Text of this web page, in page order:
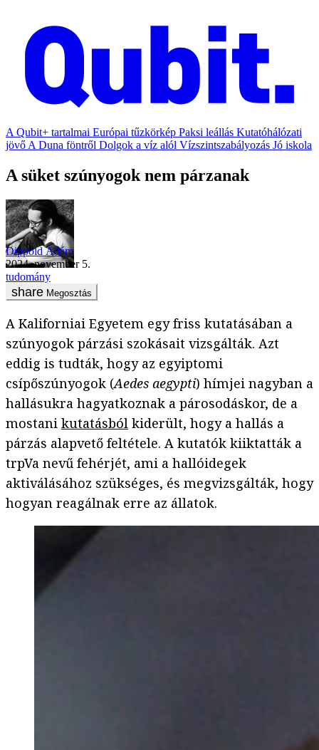
A Qubit+ tartalmai Európai tűzkörkép Paksi leállás Kutatóhálózati
jövő A Duna föntről Dolgok a víz alól Vízszintszabályozás Jó iskola
A süket szúnyogok nem párzanak
Dippold Ádám
2024. november 5.
tudomány
Megosztás
A Kaliforniai Egyetem egy friss kutatásában a
szúnyogok párzási szokásait vizsgálták. Azt
eddig is tudták, hogy az egyiptomi
csípőszúnyogok (Aedes aegypti) hímjei nagyban a
hallásukra hagyatkoznak a párosodáskor, de a
mostani kutatásból kiderült, hogy a hallás a
párzás alapvető feltétele. A kutatók kiiktatták a
trpVa nevű fehérjét, ami a hallóidegek
aktiválásához szükséges, és megvizsgálták, hogy
hogyan reagálnak erre az állatok.